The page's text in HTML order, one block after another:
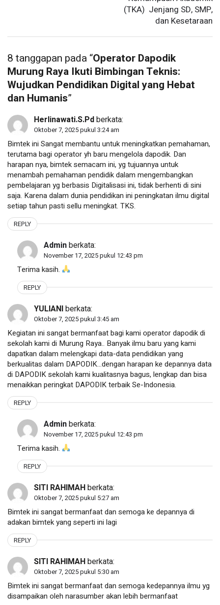
(TKA) Jenjang SD, SMP,
dan Kesetaraan
8 tanggapan pada “Operator Dapodik
Murung Raya Ikuti Bimbingan Teknis:
Wujudkan Pendidikan Digital yang Hebat
dan Humanis”
Herlinawati.S.Pdberkata:
Oktober 7, 2025 pukul 3:24 am
Bimtek ini Sangat membantu untuk meningkatkan pemahaman,
terutama bagi operator yh baru mengelola dapodik. Dan
harapan nya, bimtek semacam ini, yg tujuannya untuk
menambah pemahaman pendidik dalam mengembangkan
pembelajaran yg berbasis Digitalisasi ini, tidak berhenti di sini
saja. Karena dalam dunia pendidikan ini peningkatan ilmu digital
setiap tahun pasti sellu meningkat. TKS.
REPLY
Adminberkata:
November 17, 2025 pukul 12:43 pm
Terima kasih.
REPLY
YULIANIberkata:
Oktober 7, 2025 pukul 3:45 am
Kegiatan ini sangat bermanfaat bagi kami operator dapodik di
sekolah kami di Murung Raya.. Banyak ilmu baru yang kami
dapatkan dalam melengkapi data-data pendidikan yang
berkualitas dalam DAPODIK…dengan harapan ke depannya data
di DAPODIK sekolah kami kualitasnya bagus, lengkap dan bisa
menaikkan peringkat DAPODIK terbaik Se-Indonesia.
REPLY
Adminberkata:
November 17, 2025 pukul 12:43 pm
Terima kasih.
REPLY
SITI RAHIMAHberkata:
Oktober 7, 2025 pukul 5:27 am
Bimtek ini sangat bermanfaat dan semoga ke depannya di
adakan bimtek yang seperti ini lagi
REPLY
SITI RAHIMAHberkata:
Oktober 7, 2025 pukul 5:30 am
Bimtek ini sangat bermanfaat dan semoga kedepannya ilmu yg
disampaikan oleh narasumber akan lebih bermanfaat